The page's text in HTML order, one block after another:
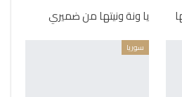
يا ونة ونيتها من ضميري
سوريا